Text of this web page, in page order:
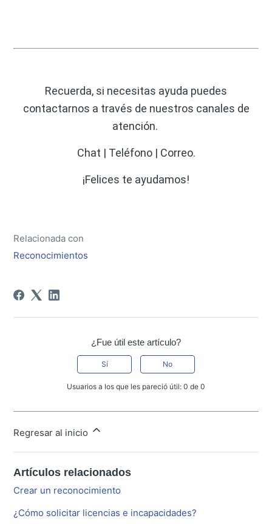
Recuerda, si necesitas ayuda puedes
contactarnos a través de nuestros canales de
atención.
Chat | Teléfono | Correo.
¡Felices te ayudamos!
Relacionada con
Reconocimientos
¿Fue útil este artículo?
Sí No
Usuarios a los que les pareció útil: 0 de 0
Regresar al inicio
Artículos relacionados
Crear un reconocimiento
¿Cómo solicitar licencias e incapacidades?